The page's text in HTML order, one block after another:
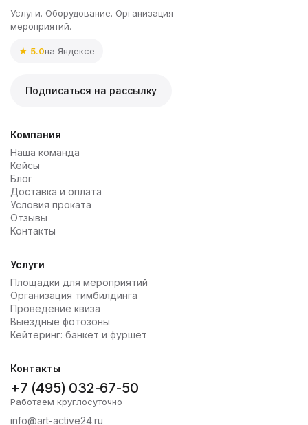
Услуги. Оборудование. Организация
мероприятий.
★ 5.0на Яндексе
Подписаться на рассылку
Компания
Наша команда
Кейсы
Блог
Доставка и оплата
Условия проката
Отзывы
Контакты
Услуги
Площадки для мероприятий
Организация тимбилдинга
Проведение квиза
Выездные фотозоны
Кейтеринг: банкет и фуршет
Контакты
+7 (495) 032-67-50
Работаем круглосуточно
info@art-active24.ru